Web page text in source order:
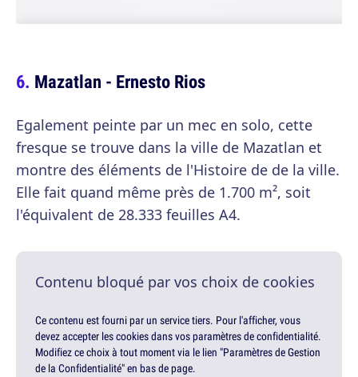
Mazatlan - Ernesto Rios
Egalement peinte par un mec en solo, cette
fresque se trouve dans la ville de Mazatlan et
montre des éléments de l'Histoire de de la ville.
Elle fait quand même près de 1.700 m², soit
l'équivalent de 28.333 feuilles A4.
Contenu bloqué par vos choix de cookies
Ce contenu est fourni par un service tiers. Pour l'afficher, vous
devez accepter les cookies dans vos paramètres de confidentialité.
Modifiez ce choix à tout moment via le lien "Paramètres de Gestion
de la Confidentialité" en bas de page.